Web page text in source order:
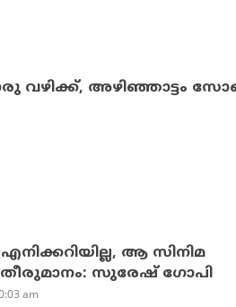
വഴിക്ക്, അഴിഞ്ഞാട്ടം
ആ സിനിമ
തീരുമാനം: സുരേഷ് ഗോപി
am